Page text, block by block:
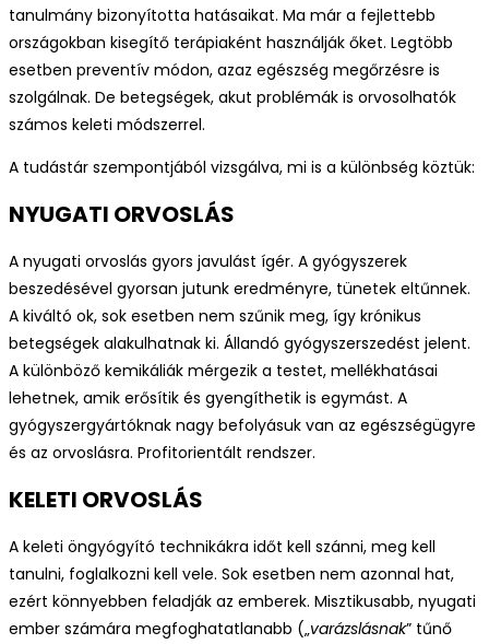
tanulmány bizonyította hatásaikat. Ma már a fejlettebb
országokban kisegítő terápiaként használják őket. Legtöbb
esetben preventív módon, azaz egészség megőrzésre is
szolgálnak. De betegségek, akut problémák is orvosolhatók
számos keleti módszerrel.
A tudástár szempontjából vizsgálva, mi is a különbség köztük:
NYUGATI ORVOSLÁS
A nyugati orvoslás gyors javulást ígér. A gyógyszerek
beszedésével gyorsan jutunk eredményre, tünetek eltűnnek.
A kiváltó ok, sok esetben nem szűnik meg, így krónikus
betegségek alakulhatnak ki. Állandó gyógyszerszedést jelent.
A különböző kemikáliák mérgezik a testet, mellékhatásai
lehetnek, amik erősítik és gyengíthetik is egymást. A
gyógyszergyártóknak nagy befolyásuk van az egészségügyre
és az orvoslásra. Profitorientált rendszer.
KELETI ORVOSLÁS
A keleti öngyógyító technikákra időt kell szánni, meg kell
tanulni, foglalkozni kell vele. Sok esetben nem azonnal hat,
ezért könnyebben feladják az emberek. Misztikusabb, nyugati
ember számára megfoghatatlanabb („varázslásnak” tűnő